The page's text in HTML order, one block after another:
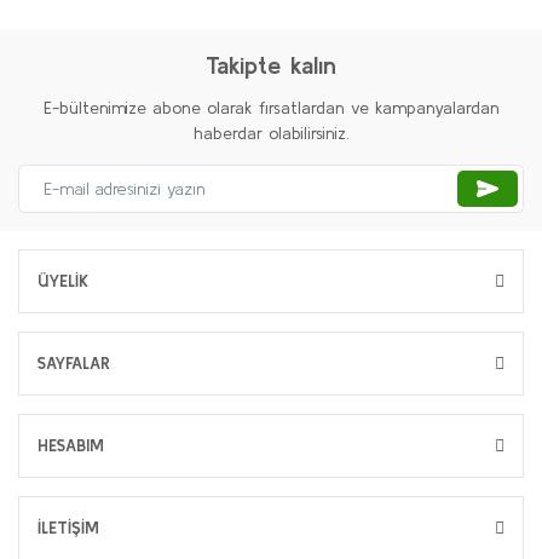
Takipte kalın
E-bültenimize abone olarak fırsatlardan ve kampanyalardan
haberdar olabilirsiniz.
ÜYELİK
SAYFALAR
HESABIM
İLETİŞİM